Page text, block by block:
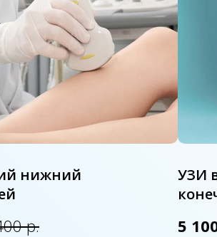
нижний
р.
УЗИ
5